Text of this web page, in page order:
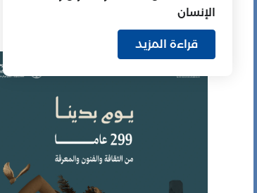
الإنسان
قراءة المزيد